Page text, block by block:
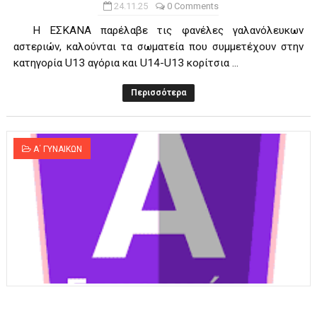
24.11.25 0 Comments
Η ΕΣΚΑΝΑ παρέλαβε τις φανέλες γαλανόλευκων
αστεριών, καλούνται τα σωματεία που συμμετέχουν στην
κατηγορία U13 αγόρια και U14-U13 κορίτσια ...
Περισσότερα
Α΄ ΓΥΝΑΙΚΩΝ